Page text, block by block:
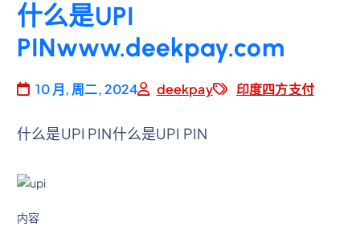
什么是UPI
PINwww.deekpay.com
10 月, 周二, 2024 deekpay 印度四方支付
什么是UPI PIN什么是UPI PIN
内容